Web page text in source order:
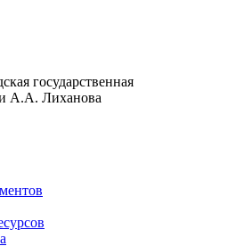
государственная
А.А. Лиханова